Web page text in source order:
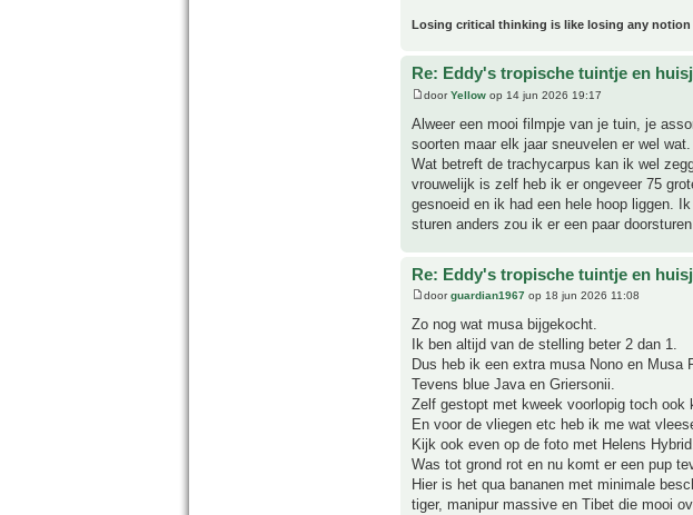
Losing critical thinking is like losing any
Re: Eddy's tropische tuintje en
doorYellow op 14 jun 2026 19:17
Alweer een mooi filmpje van je tuin, je
soorten maar elk jaar sneuvelen er wel
Wat betreft de trachycarpus kan ik wel
vrouwelijk is zelf heb ik er ongeveer 75
gesnoeid en ik had een hele hoop liggen.
sturen anders zou ik er een paar doorsturen
Re: Eddy's tropische tuintje en
doorguardian1967 op 18 jun 2026 11:08
Zo nog wat musa bijgekocht.
Ik ben altijd van de stelling beter 2 dan 1.
Dus heb ik een extra musa Nono en Musa
Tevens blue Java en Griersonii.
Zelf gestopt met kweek voorlopig toch ook
En voor de vliegen etc heb ik me wat
Kijk ook even op de foto met Helens
Was tot grond rot en nu komt er een pup
Hier is het qua bananen met minimale
tiger, manipur massive en Tibet die mooi